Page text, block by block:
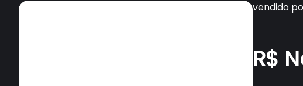
vendido
R$